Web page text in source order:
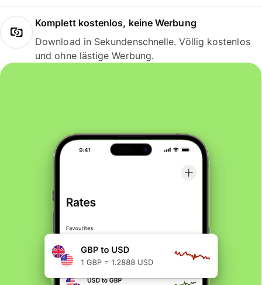
Komplett kostenlos, keine Werbung
Download in Sekundenschnelle. Völlig kostenlos
und ohne lästige Werbung.